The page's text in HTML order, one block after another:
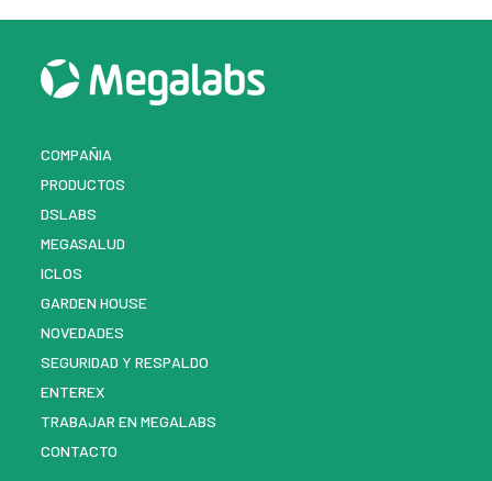
COMPAÑIA
PRODUCTOS
DSLABS
MEGASALUD
ICLOS
GARDEN HOUSE
NOVEDADES
SEGURIDAD Y RESPALDO
ENTEREX
TRABAJAR EN MEGALABS
CONTACTO